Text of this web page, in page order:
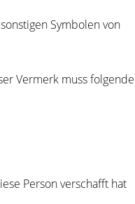
Symbolen von
Vermerk muss folgende
Person verschafft hat